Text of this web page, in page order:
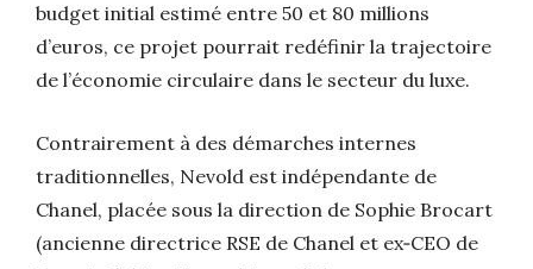
budget initial estimé entre 50 et 80 millions
d’euros, ce projet pourrait redéfinir la trajectoire
de l’économie circulaire dans le secteur du luxe.
Contrairement à des démarches internes
traditionnelles, Nevold est indépendante de
Chanel, placée sous la direction de Sophie Brocart
(ancienne directrice RSE de Chanel et ex‑CEO de